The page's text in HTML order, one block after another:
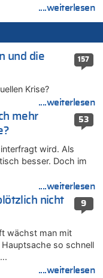
steckt hinter den
70-Jähriger gefasst
zu
steckt hinter den
steckt hinter den
Eimerscheid zu
steckt hinter den
wie noch nie
steckt hinter den
....weiterlesen
157
und die
Krise?
....weiterlesen
53
mehr
wird. Als
besser. Doch im
....weiterlesen
9
nicht
wächst man mit
so schnell
....weiterlesen